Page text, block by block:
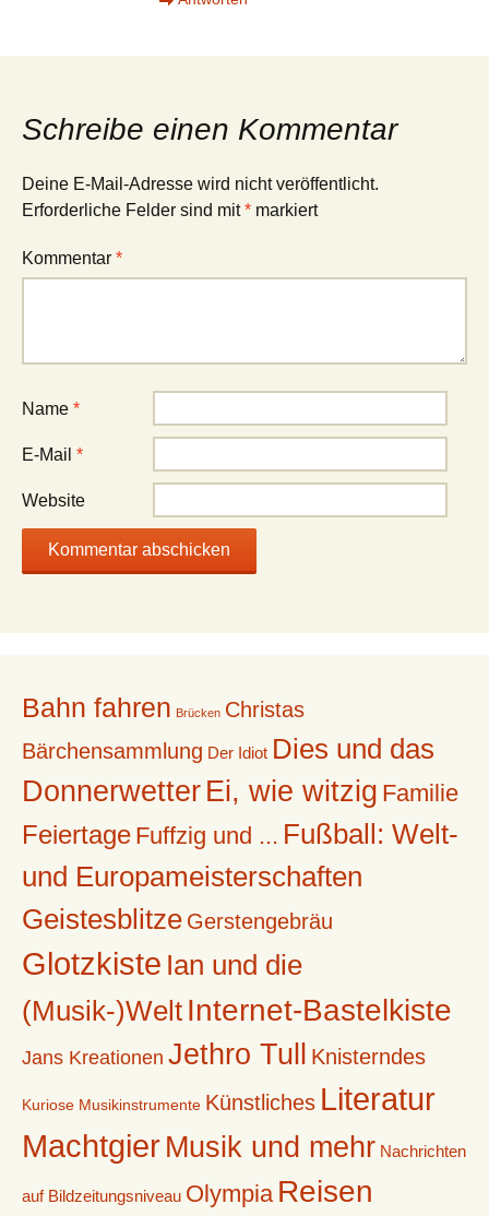
Schreibe einen Kommentar
Deine E-Mail-Adresse wird nicht veröffentlicht.
Erforderliche Felder sind mit* markiert
Kommentar *
Name *
E-Mail *
Website
Bahn fahren Brücken Christas
Bärchensammlung Der Idiot Dies und das
Donnerwetter Ei, wie witzig Familie
Feiertage Fuffzig und ... Fußball: Welt-
und Europameisterschaften
Geistesblitze Gerstengebräu
Glotzkiste Ian und die
(Musik-)Welt Internet-Bastelkiste
Jans Kreationen Jethro Tull Knisterndes
Kuriose Musikinstrumente Künstliches Literatur
MachtgierMusik und mehr Nachrichten
auf Bildzeitungsniveau Olympia Reisen